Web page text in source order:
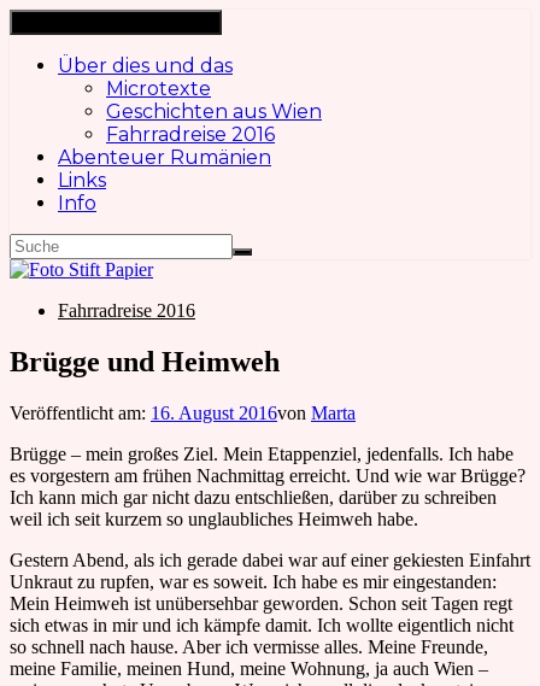
Über dies und das
Microtexte
Geschichten aus Wien
Fahrradreise 2016
Abenteuer Rumänien
Links
Info
Fahrradreise 2016
Brügge und Heimweh
Veröffentlicht am: 16. August 2016von Marta
Brügge – mein großes Ziel. Mein Etappenziel, jedenfalls. Ich habe
es vorgestern am frühen Nachmittag erreicht. Und wie war Brügge?
Ich kann mich gar nicht dazu entschließen, darüber zu schreiben
weil ich seit kurzem so unglaubliches Heimweh habe.
Gestern Abend, als ich gerade dabei war auf einer gekiesten Einfahrt
Unkraut zu rupfen, war es soweit. Ich habe es mir eingestanden:
Mein Heimweh ist unübersehbar geworden. Schon seit Tagen regt
sich etwas in mir und ich kämpfe damit. Ich wollte eigentlich nicht
so schnell nach hause. Aber ich vermisse alles. Meine Freunde,
meine Familie, meinen Hund, meine Wohnung, ja auch Wien –